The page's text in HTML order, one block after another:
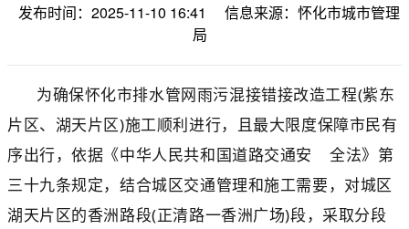
发布时间：2025-11-10 16:41
信息来源：怀化市城市管理
局
为确保怀化市排水管网雨污混接错接改造工程(紫东
片区、湖天片区)施工顺利进行，且最大限度保障市民有
序出行，依据《中华人民共和国道路交通安
全法》第
三十九条规定，结合城区交通管理和施工需要，对城区
湖天片区的香洲路段(正清路一香洲广场)段，采取分段